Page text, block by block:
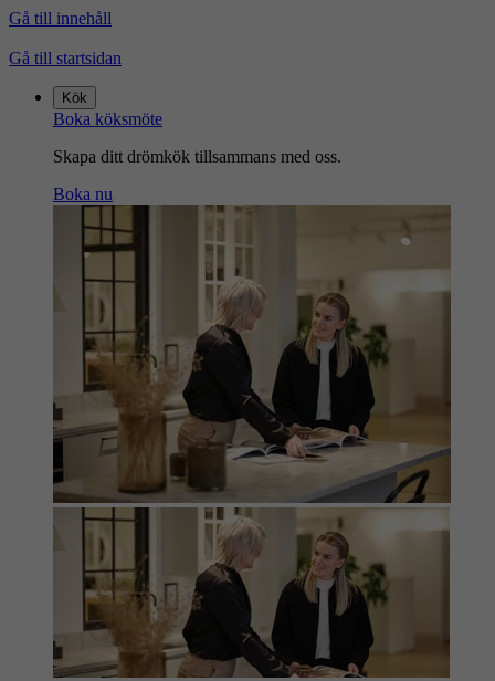
Gå till innehåll
Gå till startsidan
Kök
Boka köksmöte
Skapa ditt drömkök tillsammans med oss.
Boka nu